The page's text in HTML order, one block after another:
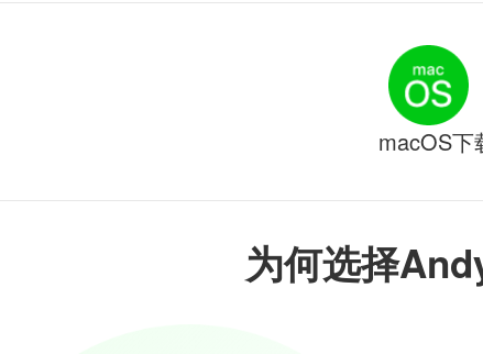
为何选择
macOS下